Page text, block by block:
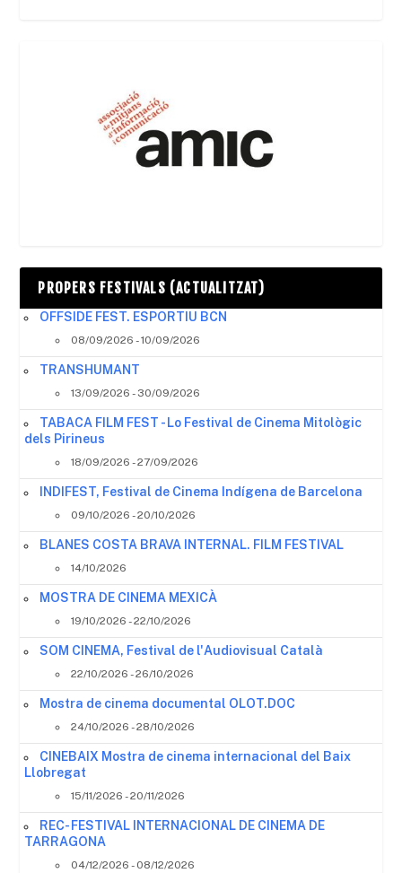
PROPERS FESTIVALS (ACTUALITZAT)
OFFSIDE FEST. ESPORTIU BCN
08/09/2026 - 10/09/2026
TRANSHUMANT
13/09/2026 - 30/09/2026
TABACA FILM FEST - Lo Festival de Cinema Mitològic
dels Pirineus
18/09/2026 - 27/09/2026
INDIFEST, Festival de Cinema Indígena de Barcelona
09/10/2026 - 20/10/2026
BLANES COSTA BRAVA INTERNAL. FILM FESTIVAL
14/10/2026
MOSTRA DE CINEMA MEXICÀ
19/10/2026 - 22/10/2026
SOM CINEMA, Festival de l'Audiovisual Català
22/10/2026 - 26/10/2026
Mostra de cinema documental OLOT.DOC
24/10/2026 - 28/10/2026
CINEBAIX Mostra de cinema internacional del Baix
Llobregat
15/11/2026 - 20/11/2026
REC- FESTIVAL INTERNACIONAL DE CINEMA DE
TARRAGONA
04/12/2026 - 08/12/2026